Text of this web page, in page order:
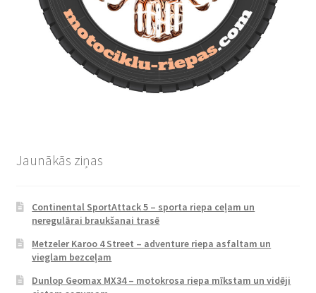
Jaunākās ziņas
Continental SportAttack 5 – sporta riepa ceļam un
neregulārai braukšanai trasē
Metzeler Karoo 4 Street – adventure riepa asfaltam un
vieglam bezceļam
Dunlop Geomax MX34 – motokrosa riepa mīkstam un vidēji